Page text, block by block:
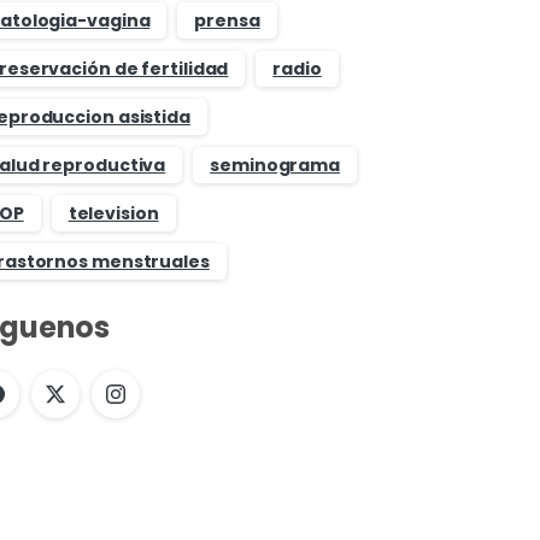
vagina
prensa
de fertilidad
radio
asistida
reproductiva
seminograma
television
menstruales